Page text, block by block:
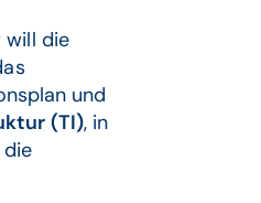
will die
und
(TI), in